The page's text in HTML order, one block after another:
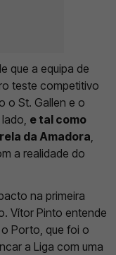
que a equipa de
teste competitivo
o St. Gallen e o
e tal como
da Amadora
a realidade do
na primeira
Vítor Pinto entende
Porto, que foi o
a Liga com uma